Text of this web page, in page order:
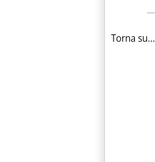
Torna su...